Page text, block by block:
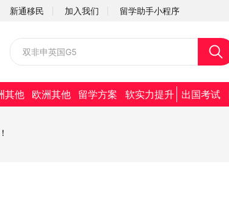
新通移民 加入我们
社会招聘
留学助手小程序
其他 欧洲其他 留学方案 软实力提升 出国考试